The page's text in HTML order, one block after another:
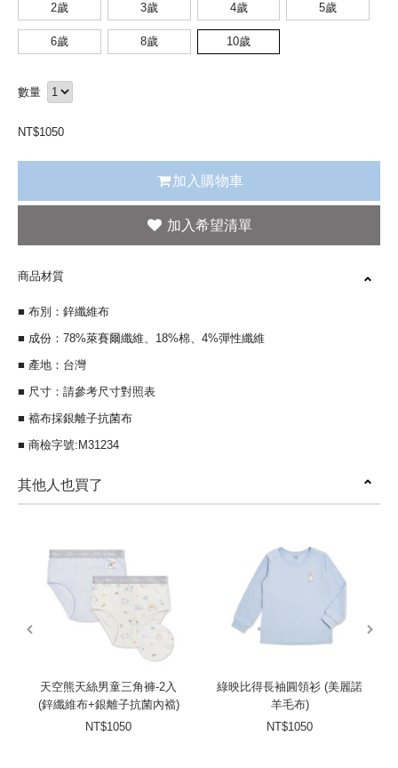
2歲 3歲 4歲 5歲
6歲 8歲 10歲
數量
NT$1050
加入購物車
商品材質
■ 布別：鋅纖維布
■ 成份：78%萊賽爾纖維、18%棉、4%彈性纖維
■ 產地：台灣
■ 尺寸：請參考尺寸對照表
■ 襠布採銀離子抗菌布
■ 商檢字號:M31234
其他人也買了
天空熊天絲男童三角褲-2入
(鋅纖維布+銀離子抗菌內襠)
NT$1050
綠映比得長袖圓領衫 (美麗諾
羊毛布)
NT$1050